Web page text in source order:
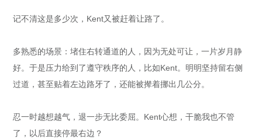
记不清这是多少次，Kent又被赶着让路了。
多熟悉的场景：堵住右转通道的人，因为无处可让，一片岁月静
好。于是压力给到了遵守秩序的人，比如Kent。明明坚持留右侧
过道，甚至贴着左边路牙了，还能被撵着挪出几公分。
忍一时越想越气，退一步无比委屈。Kent心想，干脆我也不管
了，以后直接停最右边？